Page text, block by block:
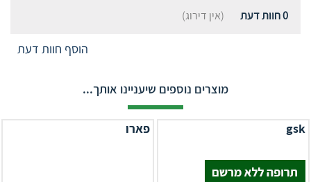
0חוות דעת (אין דירוג)
הוסף חוות דעת
מוצרים נוספים שיעניינו אותך...
gsk פארו